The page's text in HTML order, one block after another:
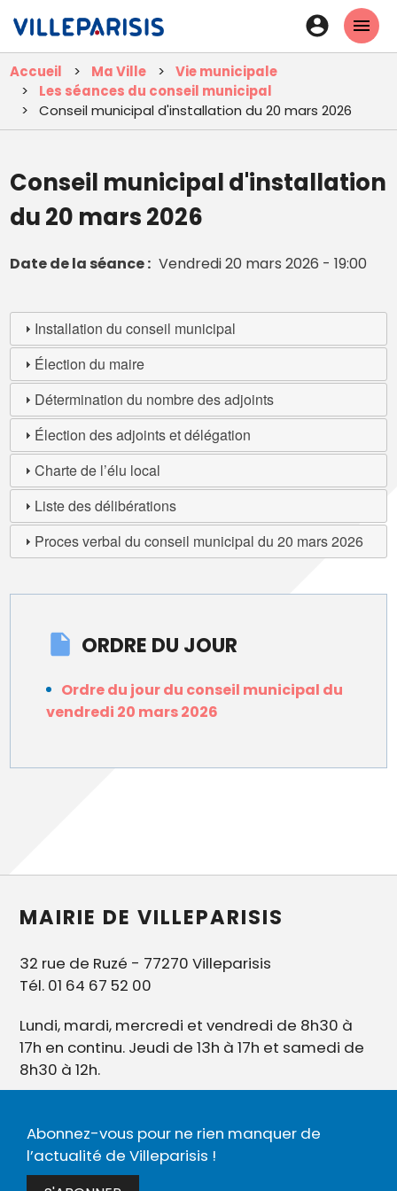
contenu
principal
En-
tête
Accueil Ma Ville
Vie municipale
Les séances du conseil municipal
Conseil municipal d'installation du 20 mars 2026
Conseil municipal d'installation
du 20 mars 2026
Date de la séance Vendredi 20 mars 2026 - 19:00
Installation du conseil municipal
Élection du maire
Détermination du nombre des adjoints
Élection des adjoints et délégation
Charte de l’élu local
Liste des délibérations
Proces verbal du conseil municipal du 20 mars 2026
ORDRE DU JOUR
Ordre du jour du conseil municipal du
vendredi 20 mars 2026
MAIRIE DE VILLEPARISIS
32 rue de Ruzé - 77270 Villeparisis
Tél. 01 64 67 52 00
Lundi, mardi, mercredi et vendredi de 8h30 à
17h en continu. Jeudi de 13h à 17h et samedi de
8h30 à 12h.
Abonnez-vous pour ne rien manquer de
l’actualité de Villeparisis !